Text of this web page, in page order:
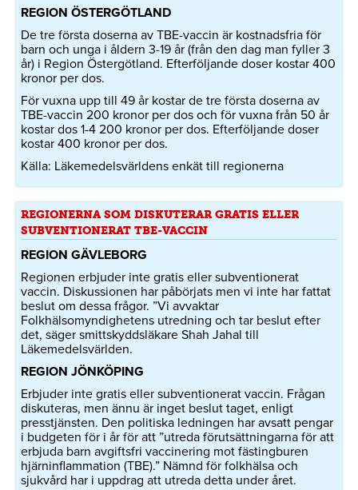
REGION ÖSTERGÖTLAND
De tre första doserna av TBE-vaccin är kostnadsfria för
barn och unga i åldern 3-19 år (från den dag man fyller 3
år) i Region Östergötland. Efterföljande doser kostar 400
kronor per dos.
För vuxna upp till 49 år kostar de tre första doserna av
TBE-vaccin 200 kronor per dos och för vuxna från 50 år
kostar dos 1-4 200 kronor per dos. Efterföljande doser
kostar 400 kronor per dos.
Källa: Läkemedelsvärldens enkät till regionerna
REGIONERNA SOM DISKUTERAR GRATIS ELLER
SUBVENTIONERAT TBE-VACCIN
REGION GÄVLEBORG
Regionen erbjuder inte gratis eller subventionerat
vaccin. Diskussionen har påbörjats men vi inte har fattat
beslut om dessa frågor. ”Vi avvaktar
Folkhälsomyndighetens utredning och tar beslut efter
det, säger smittskyddsläkare Shah Jahal till
Läkemedelsvärlden.
REGION JÖNKÖPING
Erbjuder inte gratis eller subventionerat vaccin. Frågan
diskuteras, men ännu är inget beslut taget, enligt
presstjänsten. Den politiska ledningen har avsatt pengar
i budgeten för i år för att ”utreda förutsättningarna för att
erbjuda barn avgiftsfri vaccinering mot fästingburen
hjärninflammation (TBE).” Nämnd för folkhälsa och
sjukvård har i uppdrag att utreda detta under året.